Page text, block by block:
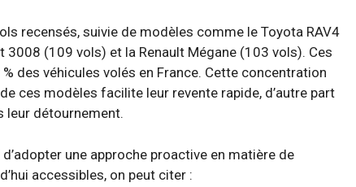
recensés, suivie de modèles comme le Toyota RAV4
(109 vols) et la Renault Mégane (103 vols). Ces
des véhicules volés en France. Cette concentration
ces modèles facilite leur revente rapide, d’autre part
leur détournement.
une approche proactive en matière de
accessibles, on peut citer :